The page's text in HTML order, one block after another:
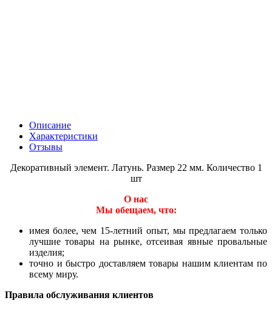
Описание
Характеристики
Отзывы
Декоративный элемент. Латунь. Размер 22 мм. Количество 1
шт
О нас
Мы обещаем, что:
имея более, чем 15-летний опыт, мы предлагаем только
лучшие товары на рынке, отсеивая явные провальные
изделия;
точно и быстро доставляем товары нашим клиентам по
всему миру.
Правила обслуживания клиентов